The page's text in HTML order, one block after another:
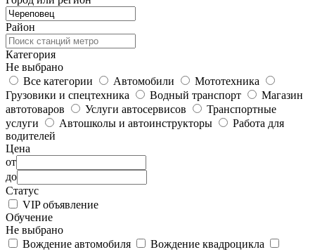
Район
Категория
Не выбрано
Все категории
Автомобили
Мототехника
Грузовики и спецтехника
Водный транспорт
Магазин
автотоваров
Услуги автосервисов
Транспортные
услуги
Автошколы и автоинструкторы
Работа для
водителей
Цена
от
до
Статус
VIP объявление
Обучение
Не выбрано
Вождение автомобиля
Вождение квадроцикла